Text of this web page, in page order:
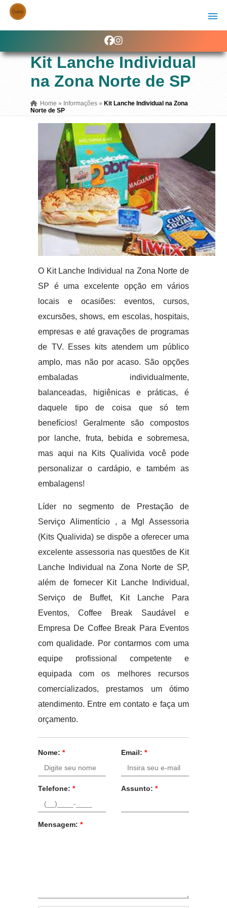
Kit Lanche Individual
na Zona Norte de SP
Home » Informações » Kit Lanche Individual na Zona
Norte de SP
O Kit Lanche Individual na Zona Norte de
SP é uma excelente opção em vários
locais e ocasiões: eventos, cursos,
excursões, shows, em escolas, hospitais,
empresas e até gravações de programas
de TV. Esses kits atendem um público
amplo, mas não por acaso. São opções
embaladas individualmente,
balanceadas, higiênicas e práticas, é
daquele tipo de coisa que só tem
benefícios! Geralmente são compostos
por lanche, fruta, bebida e sobremesa,
mas aqui na Kits Qualivida você pode
personalizar o cardápio, e também as
embalagens!
Líder no segmento de Prestação de
Serviço Alimentício , a Mgl Assessoria
(Kits Qualivida) se dispõe a oferecer uma
excelente assessoria nas questões de Kit
Lanche Individual na Zona Norte de SP,
além de fornecer Kit Lanche Individual,
Serviço de Buffet, Kit Lanche Para
Eventos, Coffee Break Saudável e
Empresa De Coffee Break Para Eventos
com qualidade. Por contarmos com uma
equipe profissional competente e
equipada com os melhores recursos
comercializados, prestamos um ótimo
atendimento. Entre em contato e faça um
orçamento.
Nome: * Email: *
Telefone: * Assunto: *
Mensagem: *